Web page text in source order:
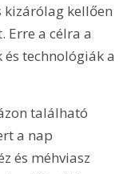
kizárólag kellően
a célra a
technológiák a
található
a nap
és méhviasz